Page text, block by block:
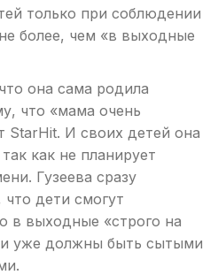
только при соблюдении
более, чем «в выходные
она сама родила
что «мама очень
StarHit. И своих детей она
как не планирует
Гузеева сразу
дети смогут
в выходные «строго на
уже должны быть сытыми